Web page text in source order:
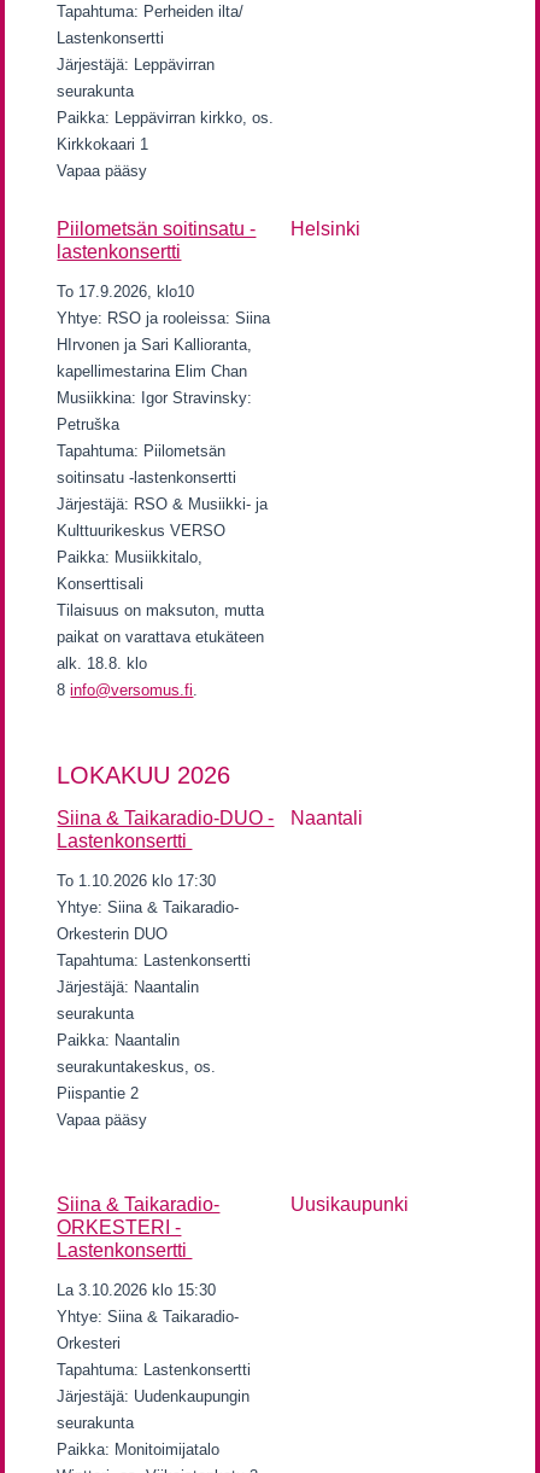
Tapahtuma: Perheiden ilta/
Lastenkonsertti
Järjestäjä: Leppävirran
seurakunta
Paikka: Leppävirran kirkko, os.
Kirkkokaari 1
Vapaa pääsy
Piilometsän soitinsatu -
lastenkonsertti
To 17.9.2026, klo10
Yhtye: RSO ja rooleissa: Siina
HIrvonen ja Sari Kallioranta,
kapellimestarina Elim Chan
Musiikkina: Igor Stravinsky:
Petruška
Tapahtuma: Piilometsän
soitinsatu -lastenkonsertti
Järjestäjä: RSO & Musiikki- ja
Kulttuurikeskus VERSO
Paikka: Musiikkitalo,
Konserttisali
Tilaisuus on maksuton, mutta
paikat on varattava etukäteen
alk. 18.8. klo
8info@versomus.fi
Helsinki
LOKAKUU 2026
Siina & Taikaradio-DUO -
Lastenkonsertti
To 1.10.2026 klo 17:30
Yhtye: Siina & Taikaradio-
Orkesterin DUO
Tapahtuma: Lastenkonsertti
Järjestäjä: Naantalin
seurakunta
Paikka: Naantalin
seurakuntakeskus, os.
Piispantie 2
Vapaa pääsy
Naantali
Siina & Taikaradio-
ORKESTERI -
Lastenkonsertti
La 3.10.2026 klo 15:30
Yhtye: Siina & Taikaradio-
Orkesteri
Tapahtuma: Lastenkonsertti
Järjestäjä: Uudenkaupungin
seurakunta
Paikka: Monitoimijatalo
Uusikaupunki